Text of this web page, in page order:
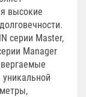
высокие
серии Master,
Manager